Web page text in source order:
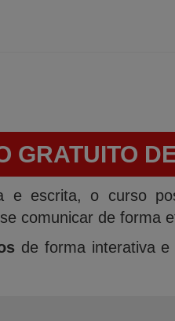
GRATUITO
e escrita, o curso
comunicar de forma
de forma interativa